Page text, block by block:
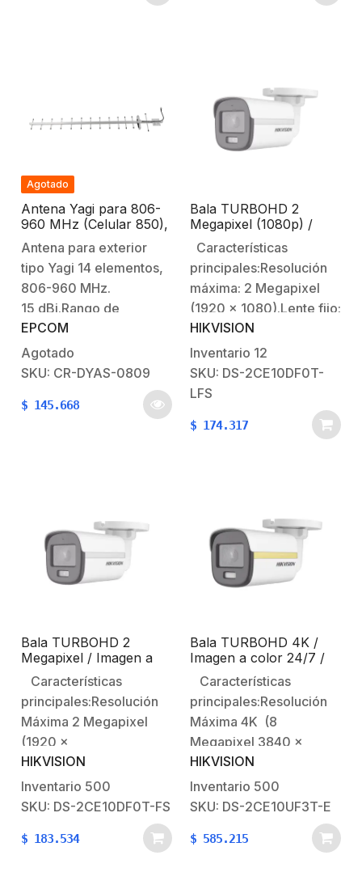
Agotado
Antena Yagi para 806-
960 MHz (Celular 850),
15 dBi.
Antena para exterior
tipo Yagi 14 elementos,
806-960 MHz.
15 dBi.Rango de
frecuencia: 806-960
MHz.Ganancia:
15 dBi.Apertura
(Horizontal / Vertical):
36° / 22°.Potencia: 100
EPCOM
Agotado
SKU: CR-DYAS-0809
$ 145.668
Bala TURBOHD 2
Megapixel (1080p) /
Imagen a color 24/7 /
Lente 2.8 mm / Luz
Blanca 20 mts / IR 20
Metros / Exterior IP67 /
dWDR / Micrófono
Integrado
Características
principales:Resolución
máxima: 2 Megapixel
(1920 x 1080).Lente fijo:
2.8 mm (angulo de
visión 105°).20 mts
smart IR (vision
nocturna).20 mts Luz
tecnologías del
por coaxitron se envía
únicamente por
tecnología
TVI.Características…
HIKVISION
Inventario 12
SKU: DS-2CE10DF0T-
LFS
$ 174.317
Bala TURBOHD 2
Megapixel / Imagen a
color 24/7 / Lente 2.8
mm / Luz Blanca 20 mts
/ Microfono
Interconstruido /
Exterior IP67 / TVI-
AHD-CVI-CVBS / dWDR
Características
principales:Resolución
Máxima 2 Megapixel
(1920 x
1080) Iluminación
minima: 0.001 Lux @
(F1.0, AGC ON)Lente
fijo: 2.8 mm (Angulo de
apertura 98°)Audio:
HIKVISION
Inventario 500
SKU: DS-2CE10DF0T-FS
$ 183.534
Bala TURBOHD 4K /
Imagen a color 24/7 /
Lente 2.8 mm / METAL /
Luz Blanca 20 mts /
Exterior IP67 / WDR 130
dB
Características
principales:Resolución
Máxima 4K (8
Megapixel 3840 x
2160) Iluminación
minima: 0.0005 Lux @
(F1.0, AGC ON)Lente
fijo: 2.8mm (Angulo de
apertura 110°)20 Metros
HIKVISION
Inventario 500
SKU: DS-2CE10UF3T-E
$ 585.215